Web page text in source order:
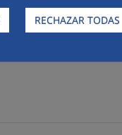
RECHAZAR TODAS